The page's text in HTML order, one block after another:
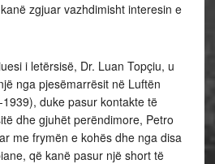
zgjuar vazhdimisht interesin e
i letërsisë, Dr. Luan Topçiu, u
nga pjesëmarrësit në Luftën
duke pasur kontakte të
dhe gjuhët perëndimore, Petro
me frymën e kohës dhe nga disa
që kanë pasur një short të